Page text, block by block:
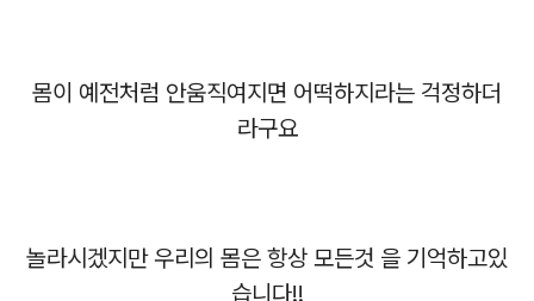
몸이 예전처럼 안움직여지면 어떡하지라는 걱정하더
라구요
놀라시겠지만 우리의 몸은 항상 모든것 을 기억하고있
습니다!!